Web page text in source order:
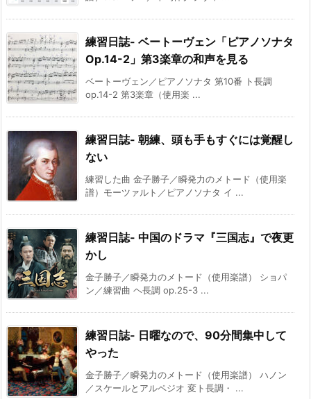
練習日誌- ベートーヴェン「ピアノソナタ
Op.14-2」第3楽章の和声を見る
ベートーヴェン／ピアノソナタ 第10番 ト長調
op.14-2 第3楽章（使用楽 ...
練習日誌- 朝練、頭も手もすぐには覚醒し
ない
練習した曲 金子勝子／瞬発力のメトード（使用楽
譜）モーツァルト／ピアノソナタ イ ...
練習日誌- 中国のドラマ『三国志』で夜更
かし
金子勝子／瞬発力のメトード（使用楽譜） ショパ
ン／練習曲 ヘ長調 op.25-3 ...
練習日誌- 日曜なので、90分間集中して
やった
金子勝子／瞬発力のメトード（使用楽譜） ハノン
／スケールとアルペジオ 変ト長調・ ...